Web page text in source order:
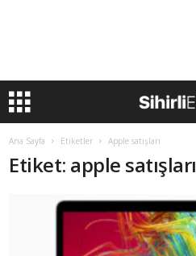
Ana Sayfa Etiketler Apple satışları
Etiket: apple satışları